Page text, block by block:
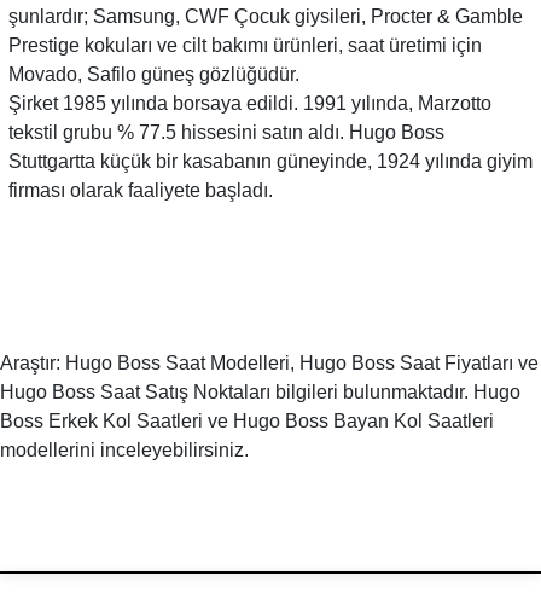
şunlardır; Samsung, CWF Çocuk giysileri, Procter & Gamble
Prestige kokuları ve cilt bakımı ürünleri, saat üretimi için
Movado, Safilo güneş gözlüğüdür.
Şirket 1985 yılında borsaya edildi. 1991 yılında, Marzotto
tekstil grubu % 77.5 hissesini satın aldı. Hugo Boss
Stuttgartta küçük bir kasabanın güneyinde, 1924 yılında giyim
firması olarak faaliyete başladı.
Araştır: Hugo Boss Saat Modelleri, Hugo Boss Saat Fiyatları ve
Hugo Boss Saat Satış Noktaları bilgileri bulunmaktadır. Hugo
Boss Erkek Kol Saatleri ve Hugo Boss Bayan Kol Saatleri
modellerini inceleyebilirsiniz.